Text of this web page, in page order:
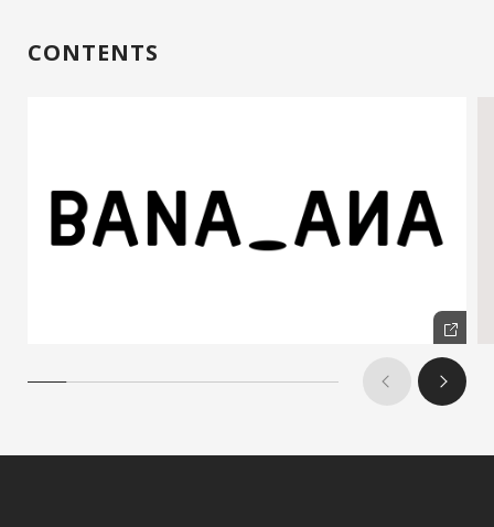
CONTENTS